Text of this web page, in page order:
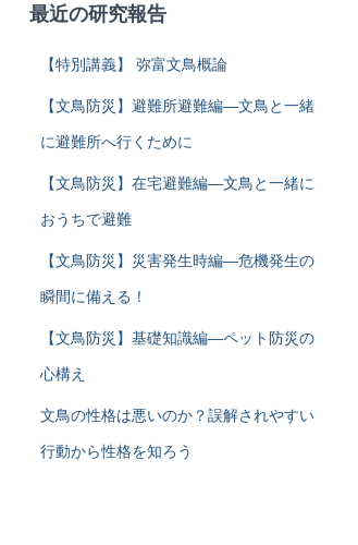
最近の研究報告
【特別講義】 弥富文鳥概論
【文鳥防災】避難所避難編―文鳥と一緒
に避難所へ行くために
【文鳥防災】在宅避難編―文鳥と一緒に
おうちで避難
【文鳥防災】災害発生時編―危機発生の
瞬間に備える！
【文鳥防災】基礎知識編―ペット防災の
心構え
文鳥の性格は悪いのか？誤解されやすい
行動から性格を知ろう